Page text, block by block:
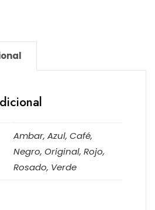
Ambar, Azul, Café,
Negro, Original, Rojo,
Rosado, Verde